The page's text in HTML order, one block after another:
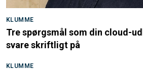
KLUMME
Tre spørgsmål som din cloud-
svare skriftligt på
KLUMME